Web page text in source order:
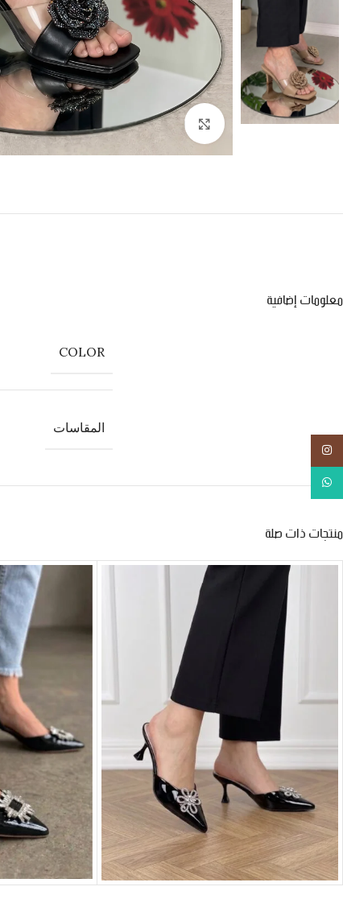
اضغط للتكبير
معلومات إضافية
COLOR
المقاسات
منتجات ذات صلة
واتس اب